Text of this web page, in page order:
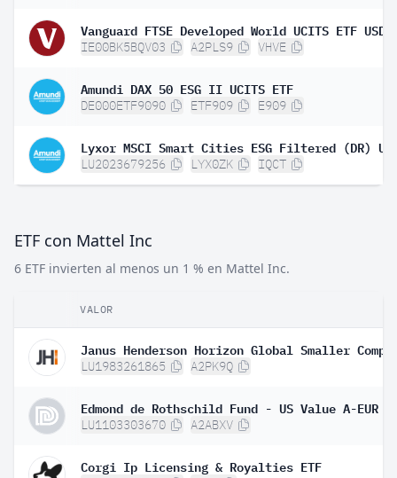
IE00BK5BQV03 A2PLS9 VHVE
Amundi DAX 50 ESG II UCITS ETF
DE000ETF9090 ETF909 E909
LU2023679256 LYX0ZK IQCT
ETF con Mattel Inc
6 ETF invierten al menos un 1 % en Mattel Inc.
VALOR
LU1983261865 A2PK9Q
LU1103303670 A2ABXV
Corgi Ip Licensing & Royalties ETF